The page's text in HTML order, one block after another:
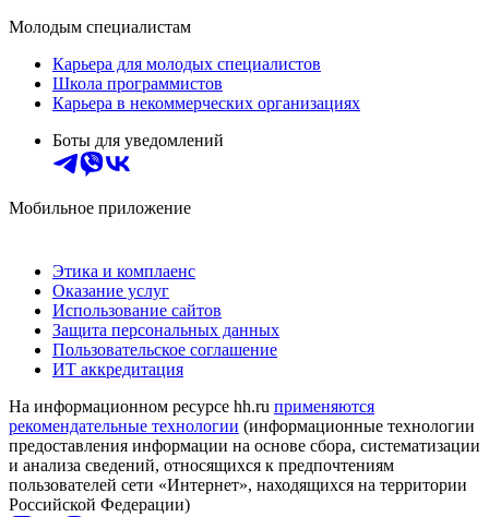
Молодым специалистам
Карьера для молодых специалистов
Школа программистов
Карьера в некоммерческих организациях
Боты для уведомлений
Мобильное приложение
Этика и комплаенс
Оказание услуг
Использование сайтов
Защита персональных данных
Пользовательское соглашение
ИТ аккредитация
На информационном ресурсе hh.ru применяются
рекомендательные технологии (информационные технологии
предоставления информации на основе сбора, систематизации
и анализа сведений, относящихся к предпочтениям
пользователей сети «Интернет», находящихся на территории
Российской Федерации)